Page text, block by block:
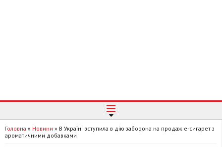
Головна » Новини » В Україні вступила в дію заборона на продаж е-сигарет з
ароматичними добавками